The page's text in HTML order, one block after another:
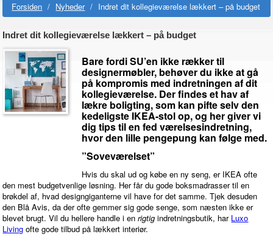
Forsiden / Nyheder / Indret dit kollegieværelse lækkert – på budget
Indret dit kollegieværelse lækkert – på budget
Bare fordi SU’en ikke rækker til
designermøbler, behøver du ikke at gå
på kompromis med indretningen af dit
kollegieværelse. Der findes et hav af
lækre boligting, som kan pifte selv den
kedeligste IKEA-stol op, og her giver vi
dig tips til en fed værelsesindretning,
hvor den lille pengepung kan følge med.
”Soveværelset”
Hvis du skal ud og købe en ny seng, er IKEA ofte
den mest budgetvenlige løsning. Her får du gode boksmadrasser til en
brøkdel af, hvad designgiganterne vil have for det samme. Tjek desuden
den Blå Avis, da der ofte gemmer sig gode senge, som næsten ikke er
blevet brugt. Vil du hellere handle i enrigtig indretningsbutik, har Luxo
Living ofte gode tilbud på lækkert interiør.